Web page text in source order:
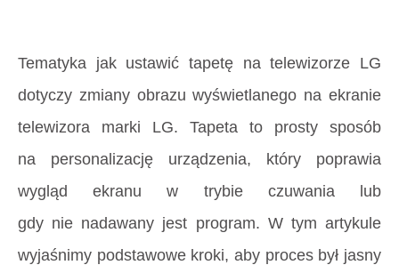
Tematyka jak ustawić tapetę na telewizorze LG
dotyczy zmiany obrazu wyświetlanego na ekranie
telewizora marki LG. Tapeta to prosty sposób
na personalizację urządzenia, który poprawia
wygląd ekranu w trybie czuwania lub
gdy nie nadawany jest program. W tym artykule
wyjaśnimy podstawowe kroki, aby proces był jasny